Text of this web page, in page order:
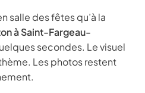
salle des fêtes qu’à la
à Saint-Fargeau-
secondes. Le visuel
Les photos restent